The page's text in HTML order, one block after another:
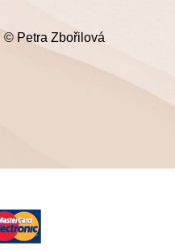
© Petra Zbořilová